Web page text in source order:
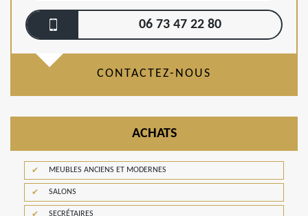
06 73 47 22 80
CONTACTEZ-NOUS
ACHATS
MEUBLES ANCIENS ET MODERNES
SALONS
SECRÉTAIRES